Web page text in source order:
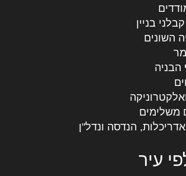
בניין
השונים
הבניה
משלימים
אדריכלות, הנדסה ונדל"ן
עיר